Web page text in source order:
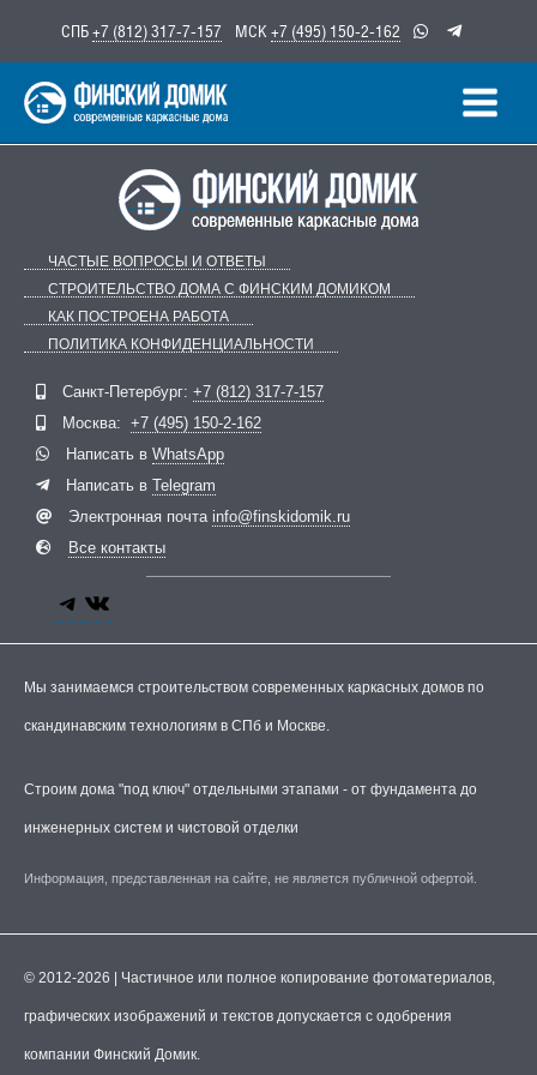
содержимому
СПБ+7 (812) 317-7-157 МСК +7 (495) 150-2-162
ЧАСТЫЕ ВОПРОСЫ И ОТВЕТЫ
СТРОИТЕЛЬСТВО ДОМА С ФИНСКИМ ДОМИКОМ
КАК ПОСТРОЕНА РАБОТА
ПОЛИТИКА КОНФИДЕНЦИАЛЬНОСТИ
Санкт-Петербург: +7 (812) 317-7-157
Москва: +7 (495) 150-2-162
Написать в WhatsApp
Написать в Telegram
Электронная почта info@finskidomik.ru
Все контакты
Telegram
ВКонтакте
Мы занимаемся строительством современных каркасных домов по
скандинавским технологиям в СПб и Москве.
Строим дома "под ключ" отдельными этапами - от фундамента до
инженерных систем и чистовой отделки
Информация, представленная на сайте, не является публичной офертой.
© 2012-2026 | Частичное или полное копирование фотоматериалов,
графических изображений и текстов допускается с одобрения
компании Финский Домик.